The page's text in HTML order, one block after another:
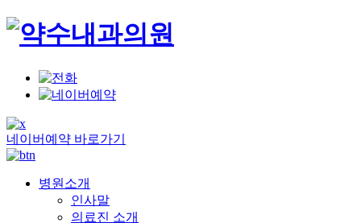
네이버예약 바로가기
병원소개
인사말
의료진 소개